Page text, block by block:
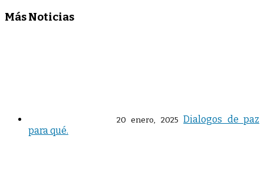
Más Noticias
20 enero, 2025 Dialogos de paz
para qué.